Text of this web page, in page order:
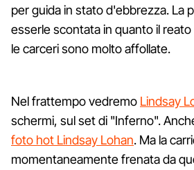
per guida in stato d'ebbrezza. La
esserle scontata in quanto il
le carceri sono molto affollate.
Nel frattempo vedremo Lindsay
schermi, sul set di "Inferno".
foto hot Lindsay Lohan. Ma la
momentaneamente frenata da